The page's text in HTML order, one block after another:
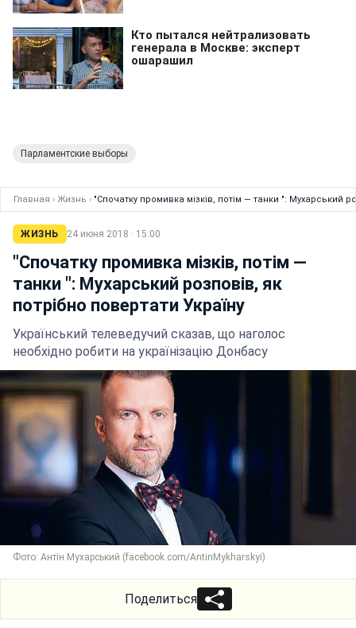
Парламентские выборы
Главная › Жизнь › "Спочатку промивка мізків, потім — танки ": Мухарський
ЖИЗНЬ 24 июня 2018 · 15:00
"Спочатку промивка мізків, потім —
танки ": Мухарський розповів, як
потрібно повертати Україну
Український телеведучий сказав, що наголос
необхідно робити на українізацію Донбасу
Фото: Антін Мухарський (facebook.com/AntinMykharskyi)
Поделиться